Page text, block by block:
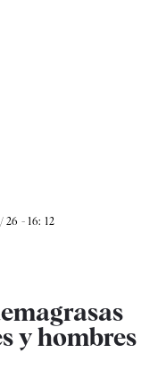
26 - 16: 12
y hombres